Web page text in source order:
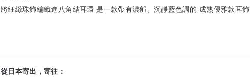
將細緻珠飾編織進八角結耳環 是一款帶有濃郁、沉靜藍色調的 成熟優雅款耳飾
從日本寄出，寄往：